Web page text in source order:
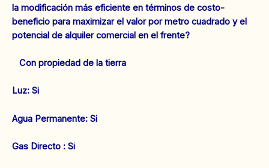
la modificación más eficiente en términos de costo-
beneficio para maximizar el valor por metro cuadrado y el
potencial de alquiler comercial en el frente?
Con propiedad de la tierra
‌Luz: Si
Agua Permanente: Si
Gas Directo : Si